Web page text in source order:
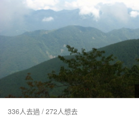
336人去過 / 272人想去